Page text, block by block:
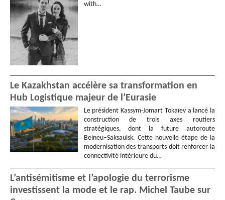
with…
Le Kazakhstan accélère sa transformation en
Hub Logistique majeur de l’Eurasie
Le président Kassym-Jomart Tokaïev a lancé la
construction de trois axes routiers
stratégiques, dont la future autoroute
Beineu–Saksaulsk. Cette nouvelle étape de la
modernisation des transports doit renforcer la
connectivité intérieure du…
L’antisémitisme et l’apologie du terrorisme
investissent la mode et le rap. Michel Taube sur